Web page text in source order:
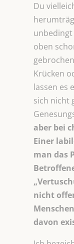
Du
unbedingt
oben
Krücken
lassen es
sich nicht
aber bei
Einer
man das
nicht
davon